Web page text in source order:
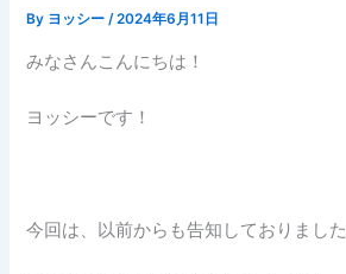
By ヨッシー/2024年6月11日
みなさんこんにちは！
ヨッシーです！
今回は、以前からも告知しておりました